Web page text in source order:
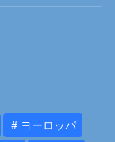
ヨーロッパ